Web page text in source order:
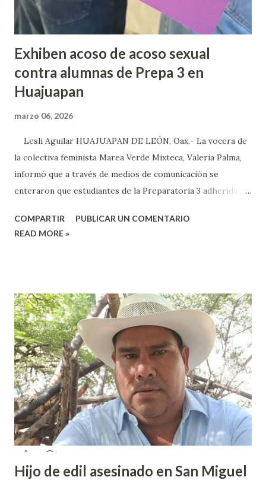
Exhiben acoso de acoso sexual
contra alumnas de Prepa 3 en
Huajuapan
marzo 06, 2026
Lesli Aguilar HUAJUAPAN DE LEÓN, Oax.- La vocera de
la colectiva feminista Marea Verde Mixteca, Valeria Palma,
informó que a través de medios de comunicación se
enteraron que estudiantes de la Preparatoria 3 adherida a
colocado un tendedero de denuncias por el tema de acoso
la colectiva acudieron a la Prepa 3 a recibir las denuncias de
acosos sexual por parte de sus profesores sin que las
autoridades educativas hicieran nada. Valeria Palma informó
que durante los 5 años que llevan realizando la marcha
feminista la Escuela Preparatoria 3 es una de las escuelas
que más denuncias recibe por tema de acosos sexual, por lo
que decidieron acudir a la institución y acuerpar a las e...
COMPARTIR
PUBLICAR UN COMENTARIO
READ MORE »
Hijo de edil asesinado en San Miguel